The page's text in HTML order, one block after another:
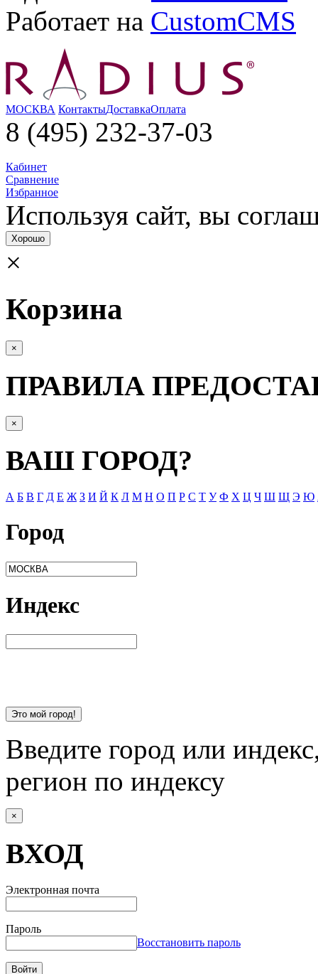
Работает на CustomCMS
МОСКВА КонтактыДоставкаОплата
8 (495) 232-37-03
Кабинет
Сравнение
Избранное
Используя сайт, вы
Хорошо
×
Корзина
×
ПРАВИЛА
×
ВАШ ГОРОД?
А Б В Г Д Е Ж З И Й К Л М Н О П Р С Т У Ф Х Ц Ч Ш Щ Э Ю
Город
Индекс
Это мой город!
Введите город или
регион по индексу
×
ВХОД
Электронная почта
Пароль
Восстановить пароль
Войти